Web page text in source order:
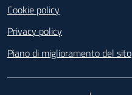
Cookie policy
Privacy policy
Piano di miglioramento del sito